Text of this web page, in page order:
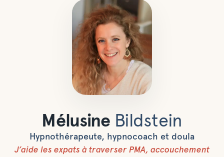
Mélusine Bildstein
Hypnothérapeute, hypnocoach et doula
J’aide les expats à traverser PMA, accouchement